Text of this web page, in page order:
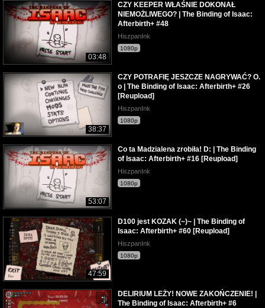
03:48
CZY KEEPER WŁAŚNIE DOKONAŁ
NIEMOŻLIWEGO? | The Binding of Isaac:
Afterbirth+ #48
HiszpanInk
1080p
38:37
CZY POTRAFIĘ JESZCZE NAGRYWAĆ? O.
o | The Binding of Isaac: Afterbirth+ #26
[Reupload]
HiszpanInk
1080p
53:07
Co ta Madzialena zrobiła! D: | The Binding
of Isaac: Afterbirth+ #16 [Reupload]
HiszpanInk
1080p
47:59
D100 jest KOZAK (~)~ | The Binding of
Isaac: Afterbirth+ #60 [Reupload]
HiszpanInk
1080p
DELIRIUM LEŻY! NOWE ZAKOŃCZENIE! |
The Binding of Isaac: Afterbirth+ #6